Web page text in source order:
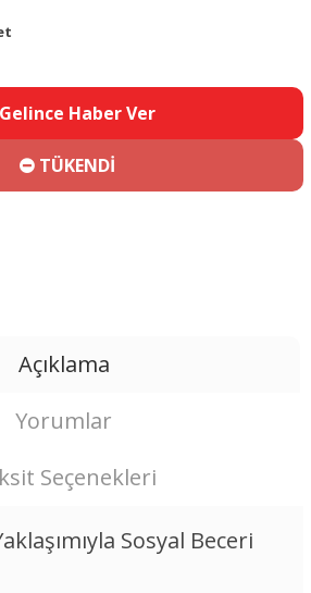
Gelince Haber Ver
TÜKENDİ
Açıklama
Yorumlar
Seçenekleri
Sosyal Beceri